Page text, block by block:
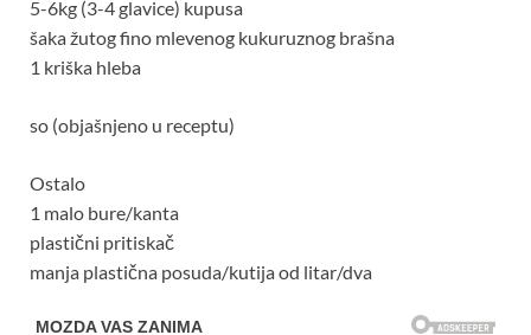
5-6kg (3-4 glavice) kupusa
šaka žutog fino mlevenog kukuruznog brašna
1 kriška hleba
so (objašnjeno u receptu)
Ostalo
1 malo bure/kanta
plastični pritiskač
manja plastična posuda/kutija od litar/dva